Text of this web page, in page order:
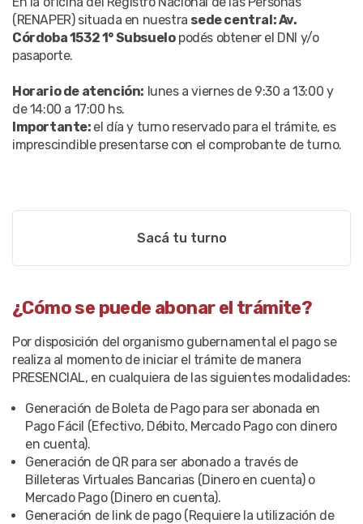
(RENAPER) situada en nuestra sede central: Av.
Córdoba 1532 1° Subsuelopodés obtener el DNI y/o
pasaporte.
Horario de atención: lunes a viernes de 9:30 a 13:00 y
de 14:00 a 17:00 hs.
Importante: el día y turno reservado para el trámite, es
imprescindible presentarse con el comprobante de turno.
Sacá tu turno
¿Cómo se puede abonar el trámite?
Por disposición del organismo gubernamental el pago se
realiza al momento de iniciar el trámite de manera
PRESENCIAL, en cualquiera de las siguientes modalidades:
Generación de Boleta de Pago para ser abonada en
Pago Fácil (Efectivo, Débito, Mercado Pago con dinero
en cuenta).
Generación de QR para ser abonado a través de
Billeteras Virtuales Bancarias (Dinero en cuenta) o
Mercado Pago (Dinero en cuenta).
Generación de link de pago (Requiere la utilización de